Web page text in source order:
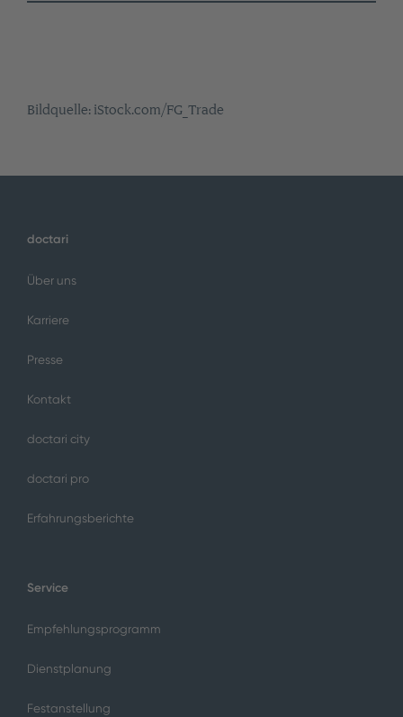
Bildquelle: iStock.com/FG_Trade
doctari
Über uns
Karriere
Presse
Kontakt
doctari city
doctari pro
Erfahrungsberichte
Service
Empfehlungsprogramm
Dienstplanung
Festanstellung